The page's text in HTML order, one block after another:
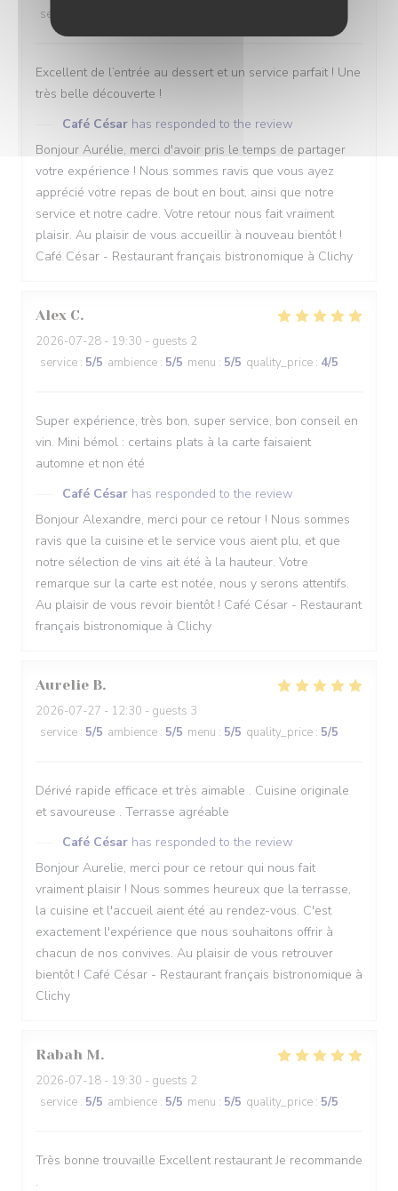
service
Excellent de l’entrée au dessert et un service parfait ! Une
très belle découverte !
Café César has responded to the review
Bonjour Aurélie, merci d'avoir pris le temps de partager
votre expérience ! Nous sommes ravis que vous ayez
apprécié votre repas de bout en bout, ainsi que notre
service et notre cadre. Votre retour nous fait vraiment
plaisir. Au plaisir de vous accueillir à nouveau bientôt !
Café César - Restaurant français bistronomique à Clichy
Alex C
2026-07-28 - 19:30 - guests 2
service : 5/5 ambience : 5/5 menu : 5/5 quality_price : 4/5
Super expérience, très bon, super service, bon conseil en
vin. Mini bémol : certains plats à la carte faisaient
automne et non été
Café César has responded to the review
Bonjour Alexandre, merci pour ce retour ! Nous sommes
ravis que la cuisine et le service vous aient plu, et que
notre sélection de vins ait été à la hauteur. Votre
remarque sur la carte est notée, nous y serons attentifs.
Au plaisir de vous revoir bientôt ! Café César - Restaurant
français bistronomique à Clichy
Aurelie B
2026-07-27 - 12:30 - guests 3
service : 5/5 ambience : 5/5 menu : 5/5 quality_price : 5/5
Dérivé rapide efficace et très aimable . Cuisine originale
et savoureuse . Terrasse agréable
Café César has responded to the review
Bonjour Aurelie, merci pour ce retour qui nous fait
vraiment plaisir ! Nous sommes heureux que la terrasse,
la cuisine et l'accueil aient été au rendez-vous. C'est
exactement l'expérience que nous souhaitons offrir à
chacun de nos convives. Au plaisir de vous retrouver
bientôt ! Café César - Restaurant français bistronomique à
Clichy
Rabah M
2026-07-18 - 19:30 - guests 2
service : 5/5 ambience : 5/5 menu : 5/5 quality_price : 5/5
Très bonne trouvaille Excellent restaurant Je recommande
.